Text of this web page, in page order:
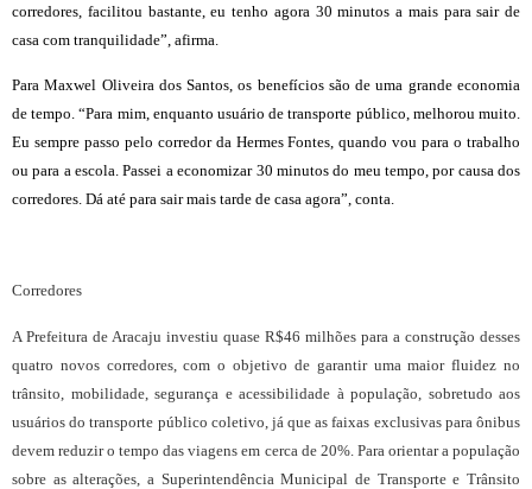
corredores, facilitou bastante, eu tenho agora 30 minutos a mais para sair de
casa com tranquilidade”, afirma.
Para Maxwel Oliveira dos Santos, os benefícios são de uma grande economia
de tempo. “Para mim, enquanto usuário de transporte público, melhorou muito.
Eu sempre passo pelo corredor da Hermes Fontes, quando vou para o trabalho
ou para a escola. Passei a economizar 30 minutos do meu tempo, por causa dos
corredores. Dá até para sair mais tarde de casa agora”, conta.
Corredores
A Prefeitura de Aracaju investiu quase R$46 milhões para a construção desses
quatro novos corredores, com o objetivo de garantir uma maior fluidez no
trânsito, mobilidade, segurança e acessibilidade à população, sobretudo aos
usuários do transporte público coletivo, já que as faixas exclusivas para ônibus
devem reduzir o tempo das viagens em cerca de 20%. Para orientar a população
sobre as alterações, a Superintendência Municipal de Transporte e Trânsito